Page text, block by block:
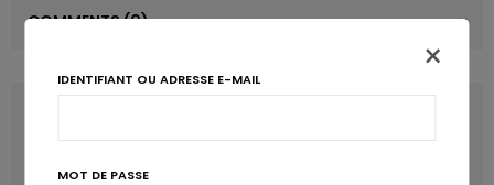
COMMENTS(0)
×
IDENTIFIANT OU ADRESSE E-MAIL
MOT DE PASSE